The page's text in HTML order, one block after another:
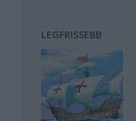
LEGFRISSEBB